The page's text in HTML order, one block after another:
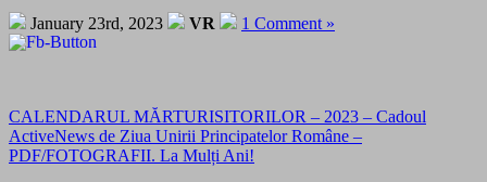
January 23rd, 2023 VR 1 Comment »
CALENDARUL MĂRTURISITORILOR – 2023 – Cadoul
ActiveNews de Ziua Unirii Principatelor Române –
PDF/FOTOGRAFII. La Mulți Ani!